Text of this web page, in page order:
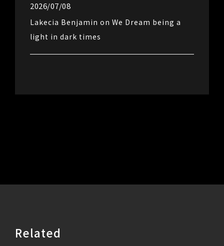
2026/07/08
Lakecia Benjamin on We Dream being a
light in dark times
Related